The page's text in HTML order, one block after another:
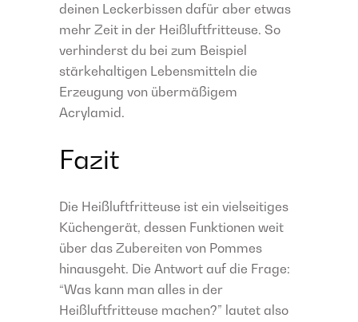
deinen Leckerbissen dafür aber etwas
mehr Zeit in der Heißluftfritteuse. So
verhinderst du bei zum Beispiel
stärkehaltigen Lebensmitteln die
Erzeugung von übermäßigem
Acrylamid.
Fazit
Die Heißluftfritteuse ist ein vielseitiges
Küchengerät, dessen Funktionen weit
über das Zubereiten von Pommes
hinausgeht. Die Antwort auf die Frage:
“Was kann man alles in der
Heißluftfritteuse machen?” lautet also